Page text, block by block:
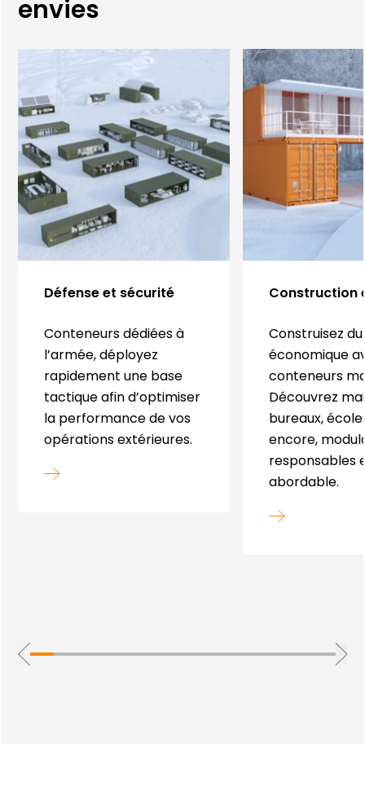
envies
Défense et sécurité
Conteneurs dédiées à
l’armée, déployez
rapidement une base
tactique afin d’optimiser
la performance de vos
opérations extérieures.
Construction
Construisez
économique
conteneurs
Découvrez
bureaux,
encore,
responsables
abordable.